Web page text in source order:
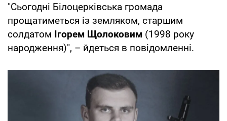
"Сьогодні Білоцерківська громада
прощатиметься із земляком, старшим
солдатом Ігорем Щолоковим (1998 року
народження)", – йдеться в повідомленні.